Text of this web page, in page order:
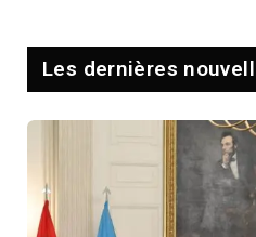
Les dernières